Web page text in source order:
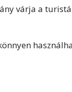
várja a